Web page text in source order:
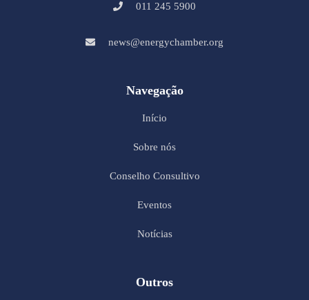
011 245 5900
news@energychamber.org
Navegação
Início
Sobre nós
Conselho Consultivo
Eventos
Notícias
Outros